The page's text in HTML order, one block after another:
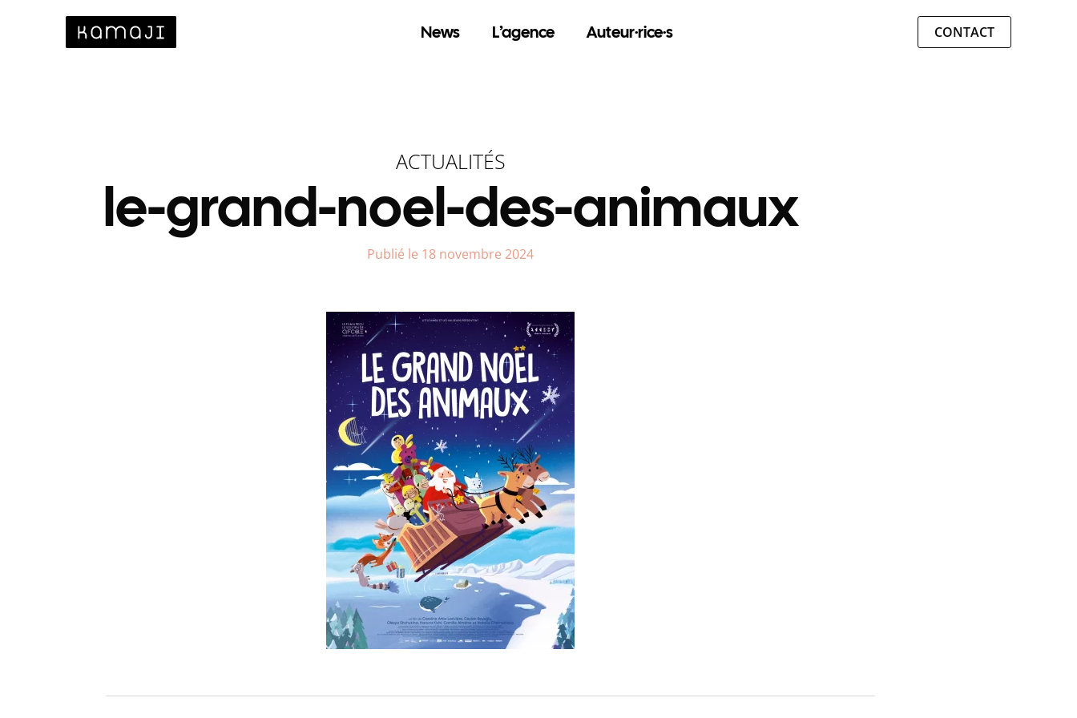
News L’agence Auteur·rice·s CONTACT
ACTUALITÉS
le-grand-noel-des-animaux
Publié le 18 novembre 2024